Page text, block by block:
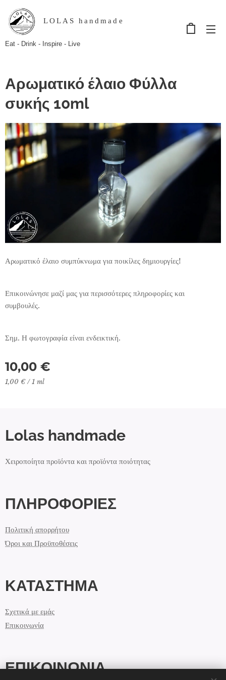
LOLAS handmade
Eat - Drink - Inspire - Live
Αρωματικό έλαιο Φύλλα
συκής 10ml
Αρωματικό έλαιο συμπύκνωμα για ποικίλες δημιουργίες!
Επικοινώνησε μαζί μας για περισσότερες πληροφορίες και
συμβουλές.
Σημ. Η φωτογραφία είναι ενδεικτική.
10,00 €
1,00 € / 1 ml
Lolas handmade
Χειροποίητα προϊόντα και προϊόντα ποιότητας
ΠΛΗΡΟΦΟΡΙΕΣ
Πολιτική απορρήτου
Όροι και Προϋποθέσεις
ΚΑΤΑΣΤΗΜΑ
Σχετικά με εμάς
Επικοινωνία
ΕΠΙΚΟΙΝΩΝΙΑ